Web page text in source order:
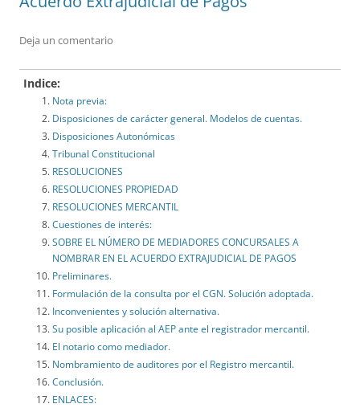
Deja un comentario
Indice:
Nota previa:
Disposiciones de carácter general. Modelos de cuentas.
Disposiciones Autonómicas
Tribunal Constitucional
RESOLUCIONES
RESOLUCIONES PROPIEDAD
RESOLUCIONES MERCANTIL
Cuestiones de interés:
SOBRE EL NÚMERO DE MEDIADORES CONCURSALES A
NOMBRAR EN EL ACUERDO EXTRAJUDICIAL DE PAGOS
Preliminares.
Formulación de la consulta por el CGN. Solución adoptada.
Inconvenientes y solución alternativa.
Su posible aplicación al AEP ante el registrador mercantil.
El notario como mediador.
Nombramiento de auditores por el Registro mercantil.
Conclusión.
ENLACES: